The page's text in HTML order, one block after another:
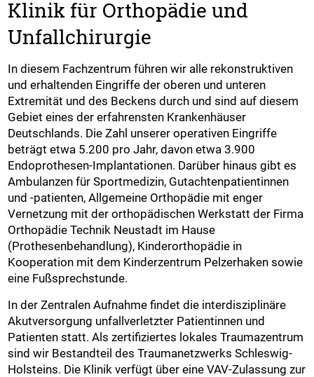
Klinik für Orthopädie und
Unfallchirurgie
In diesem Fachzentrum führen wir alle rekonstruktiven
und erhaltenden Eingriffe der oberen und unteren
Extremität und des Beckens durch und sind auf diesem
Gebiet eines der erfahrensten Krankenhäuser
Deutschlands. Die Zahl unserer operativen Eingriffe
beträgt etwa 5.200 pro Jahr, davon etwa 3.900
Endoprothesen-Implantationen. Darüber hinaus gibt es
Ambulanzen für Sportmedizin, Gutachtenpatientinnen
und -patienten, Allgemeine Orthopädie mit enger
Vernetzung mit der orthopädischen Werkstatt der Firma
Orthopädie Technik Neustadt im Hause
(Prothesenbehandlung), Kinderorthopädie in
Kooperation mit dem Kinderzentrum Pelzerhaken sowie
eine Fußsprechstunde.
In der Zentralen Aufnahme findet die interdisziplinäre
Akutversorgung unfallverletzter Patientinnen und
Patienten statt. Als zertifiziertes lokales Traumazentrum
sind wir Bestandteil des Traumanetzwerks Schleswig-
Holsteins. Die Klinik verfügt über eine VAV-Zulassung zur